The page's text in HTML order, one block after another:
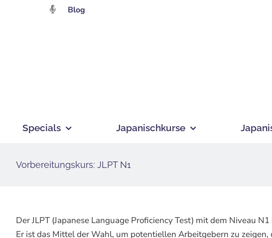
Blog
Specials Japanischkurse
Vorbereitungskurs: JLPT N1
Der JLPT (Japanese Language Proficiency Test) mit dem Niveau
Er ist das Mittel der Wahl, um potentiellen Arbeitgebern zu